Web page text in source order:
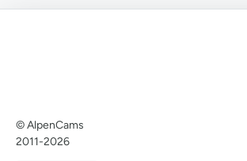
© AlpenCams
2011-2026